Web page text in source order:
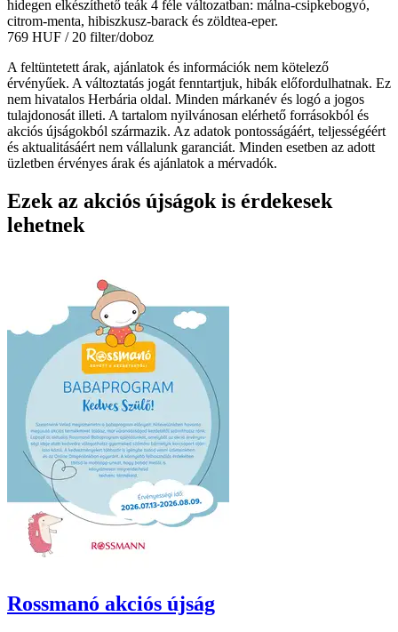
hidegen elkészíthető teák 4 féle változatban: málna-csipkebogyó,
citrom-menta, hibiszkusz-barack és zöldtea-eper.
769 HUF / 20 filter/doboz
A feltüntetett árak, ajánlatok és információk nem kötelező
érvényűek. A változtatás jogát fenntartjuk, hibák előfordulhatnak. Ez
nem hivatalos Herbária oldal. Minden márkanév és logó a jogos
tulajdonosát illeti. A tartalom nyilvánosan elérhető forrásokból és
akciós újságokból származik. Az adatok pontosságáért, teljességéért
és aktualitásáért nem vállalunk garanciát. Minden esetben az adott
üzletben érvényes árak és ajánlatok a mérvadók.
Ezek az akciós újságok is érdekesek
lehetnek
Rossmanó akciós újság